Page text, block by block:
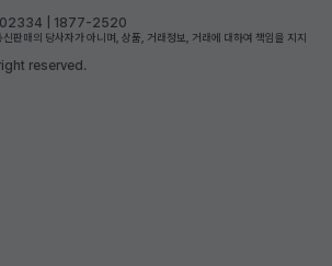
02334 | 1877-2520
판매의 당사자가 아니며, 상품, 거래정보, 거래에 대하여 책임을 지지
reserved.